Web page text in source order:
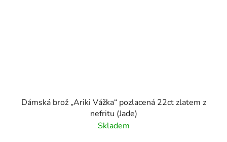
Dámská brož „Ariki Vážka“ pozlacená 22ct zlatem z
nefritu (Jade)
Skladem